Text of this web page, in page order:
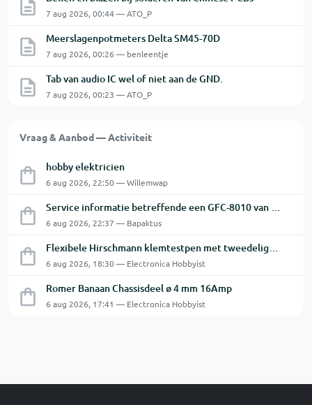
7 aug 2026, 00:44 — ATO_P
Meerslagenpotmeters Delta SM45-70D
7 aug 2026, 00:26 — benleentje
Tab van audio IC wel of niet aan de GND.
7 aug 2026, 00:23 — ATO_P
Vraag & Aanbod — Activiteit
hobby elektricien
6 aug 2026, 22:50 — Willemwap
Service informatie betreffende een GFC-8010 van GW
6 aug 2026, 22:37 — Bapaktus
Flexibele Hirschmann klemtestpen met tweedelige klem.
6 aug 2026, 18:30 — Electronica Hobbyist
Romer Banaan Chassisdeel ø 4 mm 16Amp
6 aug 2026, 17:41 — Electronica Hobbyist